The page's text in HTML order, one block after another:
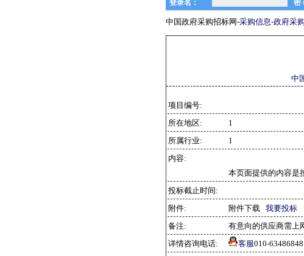
中国政府采购招标网-采购信息-政府采购
中
项目编号:
所在地区:
1
所属行业:
1
内容:
本页面提供的内容是
投标截止时间:
附件:
附件下载 我要投标
备注:
有意向的供应商需上
详情咨询电话:
客服010-